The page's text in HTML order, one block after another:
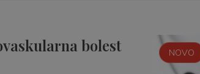
bolest NOVO